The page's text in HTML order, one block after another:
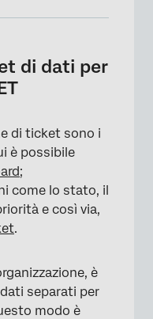
creazione di
ticket
la Creazione
per la
di dati per
di ticket sono i
è possibile
;
come lo stato, il
e così via,
.
è
separati per
modo è